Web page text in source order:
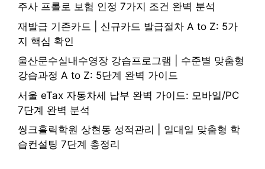
주사 프롤로 보험 인정 7가지 조건 완벽 분석
재발급 기존카드 | 신규카드 발급절차 A to Z: 5가
지 핵심 확인
울산문수실내수영장 강습프로그램 | 수준별 맞춤형
강습과정 A to Z: 5단계 완벽 가이드
서울 eTax 자동차세 납부 완벽 가이드: 모바일/PC
7단계 완벽 분석
씽크홀릭학원 상현동 성적관리 | 일대일 맞춤형 학
습컨설팅 7단계 총정리